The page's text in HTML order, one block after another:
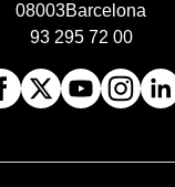
08003Barcelona
93 295 72 00